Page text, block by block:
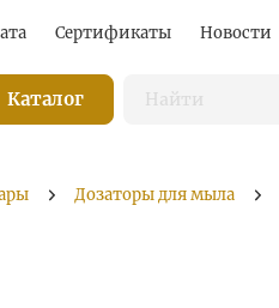
Сертификаты Новости
Каталог
Дозаторы для мыла